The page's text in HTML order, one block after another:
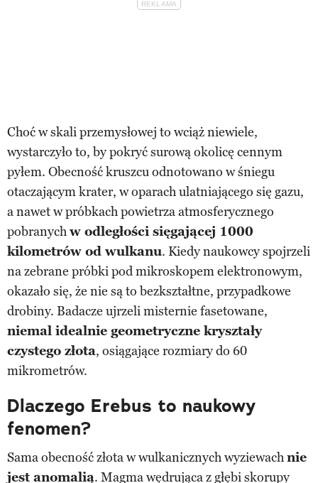
Choć w skali przemysłowej to wciąż niewiele,
wystarczyło to, by pokryć surową okolicę cennym
pyłem. Obecność kruszcu odnotowano w śniegu
otaczającym krater, w oparach ulatniającego się gazu,
a nawet w próbkach powietrza atmosferycznego
pobranychw odległości sięgającej 1000
kilometrów od wulkanu. Kiedy naukowcy spojrzeli
na zebrane próbki pod mikroskopem elektronowym,
okazało się, że nie są to bezkształtne, przypadkowe
drobiny. Badacze ujrzeli misternie fasetowane,
niemal idealnie geometryczne kryształy
czystego złota, osiągające rozmiary do 60
mikrometrów.
Dlaczego Erebus to naukowy
fenomen?
Sama obecność złota w wulkanicznych wyziewachnie
jest anomalią. Magma wędrująca z głębi skorupy